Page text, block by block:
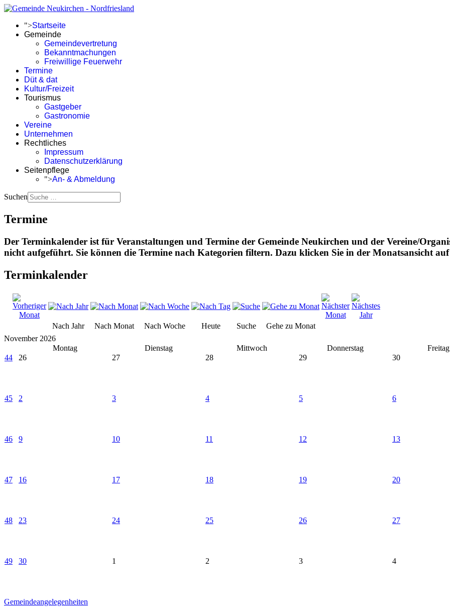
">Startseite
Gemeinde
Gemeindevertretung
Bekanntmachungen
Freiwillige Feuerwehr
Termine
Düt & dat
Kultur/Freizeit
Tourismus
Gastgeber
Gastronomie
Vereine
Unternehmen
Rechtliches
Impressum
Datenschutzerklärung
Seitenpflege
">An- & Abmeldung
Suchen
Termine
Der Terminkalender ist für Veranstaltungen und Termine der Gemeinde Neukirchen und der Vereine/
nicht aufgeführt. Sie können die Termine nach Kategorien filtern. Dazu klicken Sie in der Monatsansicht
Terminkalender
Nach Jahr Nach Monat Nach Woche Heute Suche
Gehe zu Monat
November 2026
Montag
Dienstag Mittwoch Donnerstag Freitag
44
26 27 28 29 30
45 2 3 4 5 6
46 9 10 11 12 13
47 16 17 18 19 20
48 23 24 25 26 27
49 30 1 2 3 4
Gemeindeangelegenheiten